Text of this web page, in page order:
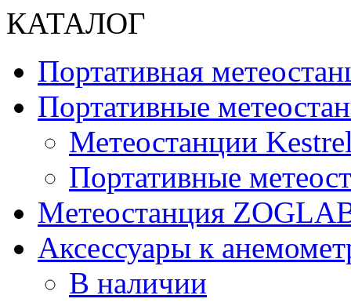
КАТАЛОГ
Портативная
Портативные
Метеостанции
Портативные
Mетеостанция
Аксессуары к
В наличии